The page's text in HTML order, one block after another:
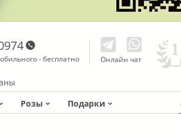
- бесплатно Онлайн чат
Розы Подарки